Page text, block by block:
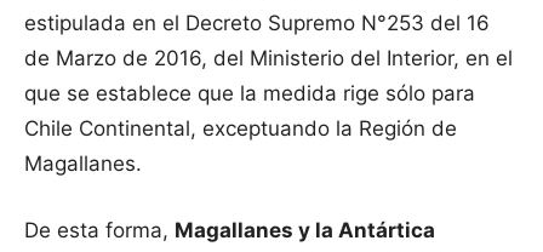
estipulada en el Decreto Supremo N°253 del 16
de Marzo de 2016, del Ministerio del Interior, en el
que se establece que la medida rige sólo para
Chile Continental, exceptuando la Región de
Magallanes.
De esta forma, Magallanes y la Antártica